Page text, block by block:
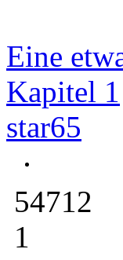
Eine
Kapitel 1
star65
54712
1